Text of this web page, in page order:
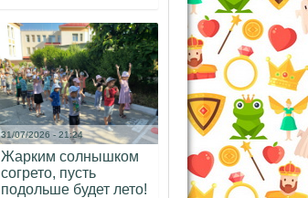
31/07/2026 - 21:24
Жарким солнышком
согрето, пусть
подольше будет лето!